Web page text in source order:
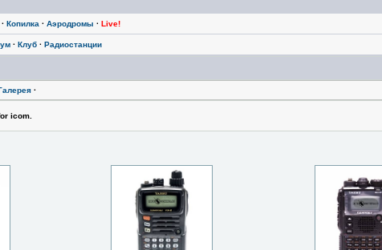
· Копилка · Аэродромы · Live!
· Клуб· Радиостанции
·
icom.